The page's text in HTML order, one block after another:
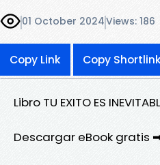
01 October 2024Views: 186
Copy Link Copy Shortlink
Libro TU EXITO ES
Descargar eBook gratis